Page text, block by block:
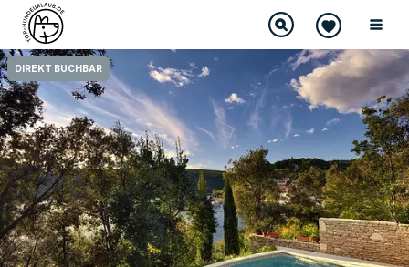
DIREKT BUCHBAR